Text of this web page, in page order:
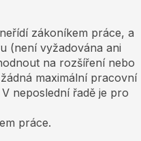
zákoníkem práce, a
(není vyžadována ani
na rozšíření nebo
maximální pracovní
neposlední řadě je pro
práce.